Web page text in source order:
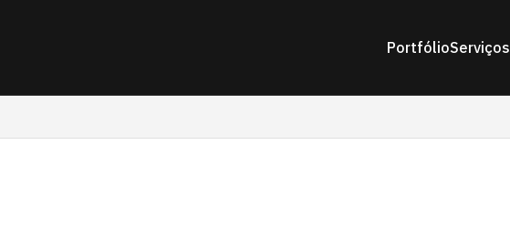
PortfólioServiços